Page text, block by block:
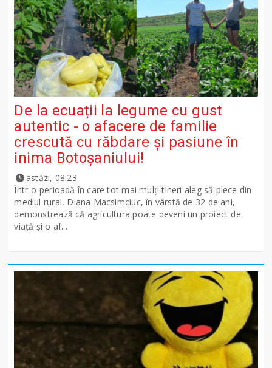
De la ecuații la legume cu gust
autentic - o afacere de familie
crescută cu răbdare și pasiune în
inima Botoșaniului!
astăzi, 08:23
Într-o perioadă în care tot mai mulți tineri aleg să plece din
mediul rural, Diana Macsimciuc, în vârstă de 32 de ani,
demonstrează că agricultura poate deveni un proiect de
viață și o af...